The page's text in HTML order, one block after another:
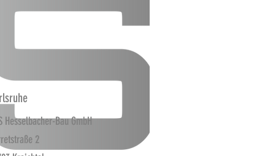
Hesselbacher-Bau GmbH
2